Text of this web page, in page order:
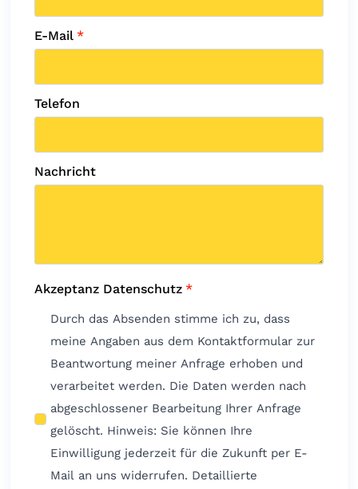
E-Mail *
Telefon
Nachricht
Akzeptanz Datenschutz *
Durch das Absenden stimme ich zu, dass
meine Angaben aus dem Kontaktformular zur
Beantwortung meiner Anfrage erhoben und
verarbeitet werden. Die Daten werden nach
abgeschlossener Bearbeitung Ihrer Anfrage
gelöscht. Hinweis: Sie können Ihre
Einwilligung jederzeit für die Zukunft per E-
Mail an uns widerrufen. Detaillierte